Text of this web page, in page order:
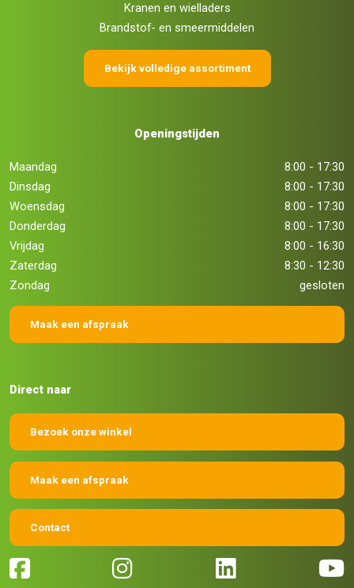
Kranen en wielladers
Brandstof- en smeermiddelen
Bekijk volledige assortiment
Openingstijden
Maandag
8:00 - 17:30
Dinsdag
8:00 - 17:30
Woensdag
8:00 - 17:30
Donderdag
8:00 - 17:30
Vrijdag
8:00 - 16:30
Zaterdag
8:30 - 12:30
Zondag
gesloten
Maak een afspraak
Direct naar
Bezoek onze winkel
Maak een afspraak
Contact